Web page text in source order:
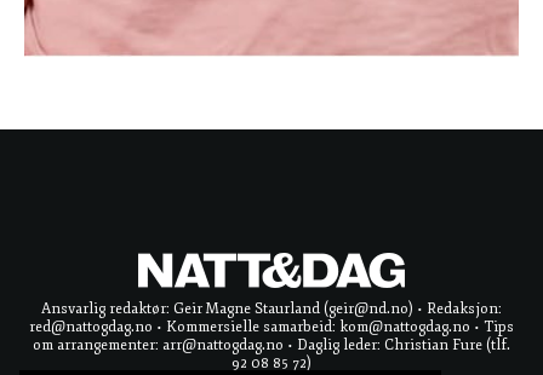
Ansvarlig redaktør: Geir Magne Staurland (geir@nd.no) • Redaksjon:
red@nattogdag.no • Kommersielle samarbeid: kom@nattogdag.no • Tips
om arrangementer: arr@nattogdag.no • Daglig leder: Christian Fure (tlf.
92 08 85 72)